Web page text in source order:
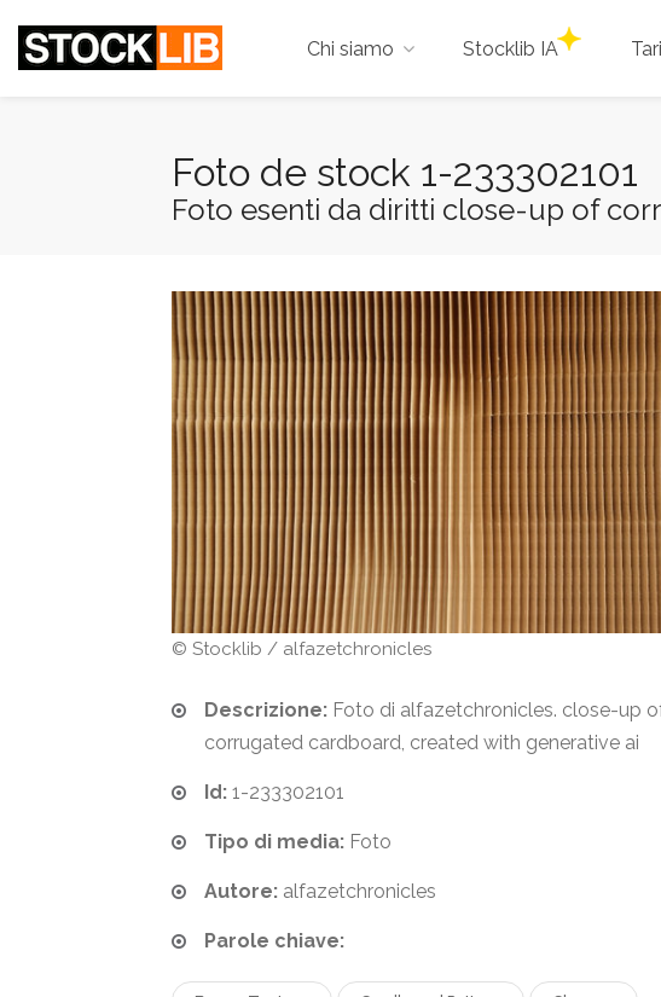
Chi siamo Stocklib IA
Foto de stock 1-233302101
Foto esenti da diritti close-up of
© Stocklib / alfazetchronicles
Descrizione: Foto di alfazetchronicles. close-up
corrugated cardboard, created with generative ai
Id: 1-233302101
Tipo di media: Foto
Autore: alfazetchronicles
Parole chiave: